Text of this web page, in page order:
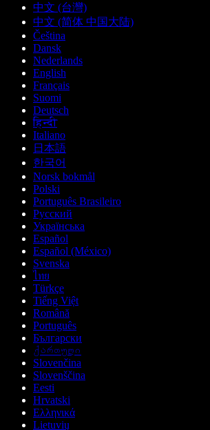
中文 (台灣)
中文 (简体 中国大陆)
Čeština
Dansk
Nederlands
English
Français
Suomi
Deutsch
हिन्दी
Italiano
日本語
한국어
Norsk bokmål
Polski
Português Brasileiro
Русский
Українська
Español
Español (México)
Svenska
ไทย
Türkçe
Tiếng Việt
Română
Português
Български
ქართული
Slovenčina
Slovenščina
Eesti
Hrvatski
Ελληνικά
Lietuvių